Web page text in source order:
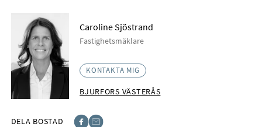
Caroline Sjöstrand
Fastighetsmäklare
KONTAKTA MIG
BJURFORS VÄSTERÅS
DELA BOSTAD